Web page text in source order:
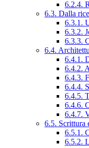
6.2.4.
6.3. Dalla
6.3.1.
6.3.2.
6.3.3.
6.4.
6.4.1.
6.4.2.
6.4.3.
6.4.4.
6.4.5.
6.4.6.
6.4.7.
6.5. Scrittura
6.5.1.
6.5.2.